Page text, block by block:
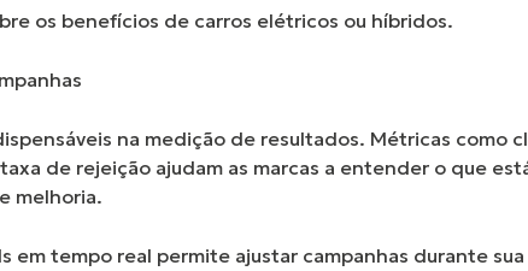
os benefícios de carros elétricos ou híbridos.
na medição de resultados. Métricas como
de rejeição ajudam as marcas a entender o que
melhoria.
em tempo real permite ajustar campanhas durante